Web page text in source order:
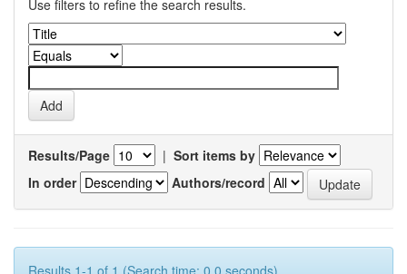
Use filters to refine the search results.
Results/Page | Sort items by
In order
Authors/record
Results 1-1 of 1 (Search time: 0.0 seconds).